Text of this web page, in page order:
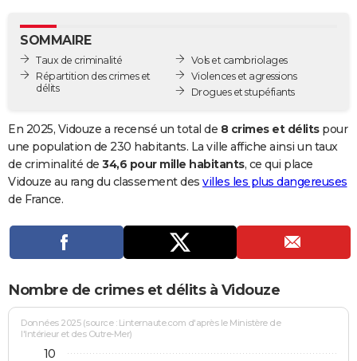
GUIDES D'ACHAT
BONS PLANS
Carte de Noël
Carte Bonne année
Carte Saint-Valentin
Carte Pâques
Carte d'anniversaire
DICTIONNAIRE
Dictionnaire
Biographies
Citations
Expressions
Proverbes
PROGRAMME TV
Se connecter
Entreprises
Service militaire
Avis de recherche
AVIS DE DÉCÈS
Bricolage
Lifestyle
Culture
Sport
Auto
Television
Voyage
Cinema
SOMMAIRE
Taux de criminalité
Répartition des crimes et
délits
Vols et cambriolages
Violences et agressions
Drogues et stupéfiants
En 2025, Vidouze a recensé un total de 8 crimes et délitspour
une population de 230 habitants. La ville affiche ainsi un taux
de criminalité de 34,6 pour mille habitants, ce qui place
Vidouze au rang du classement des villes les plus dangereuses
de France.
Nombre de crimes et délits à Vidouze
Données 2025 (source : Linternaute.com d'après le Ministère de
l'Intérieur et des Outre-Mer)
10